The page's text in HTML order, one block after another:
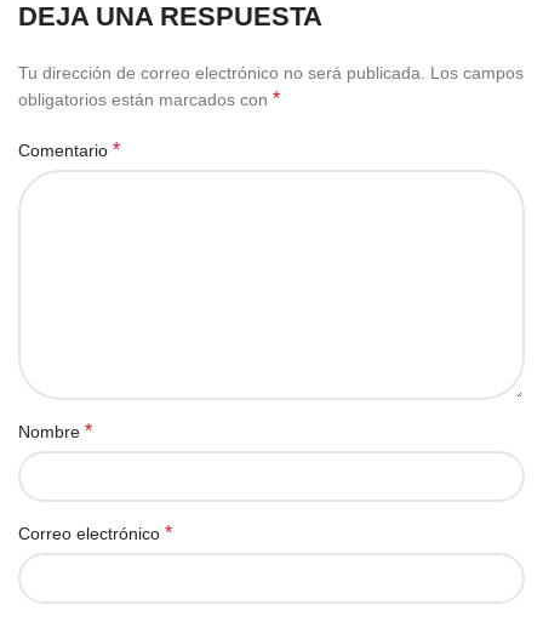
DEJA UNA RESPUESTA
Tu dirección de correo electrónico no será publicada.
Los campos
obligatorios están marcados con *
Comentario *
Nombre *
Correo electrónico *